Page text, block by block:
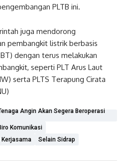
PLTB ini.
juga mendorong
pembangkit listrik berbasis
dengan terus melakukan
seperti PLT Arus Laut
serta PLTS Terapung Cirata
Angin Akan Segera Beroperasi
Komunikasi
Kerjasama
Selain Sidrap